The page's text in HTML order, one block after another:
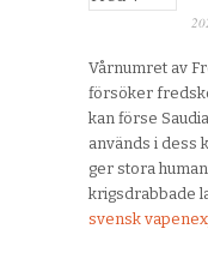
Vårnumret av
försöker
kan förse
används i dess
ger stora
krigsdrabbade
svensk